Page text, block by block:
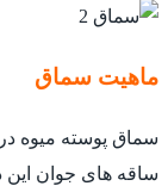
ماهیت سماق
ساقه های جوان